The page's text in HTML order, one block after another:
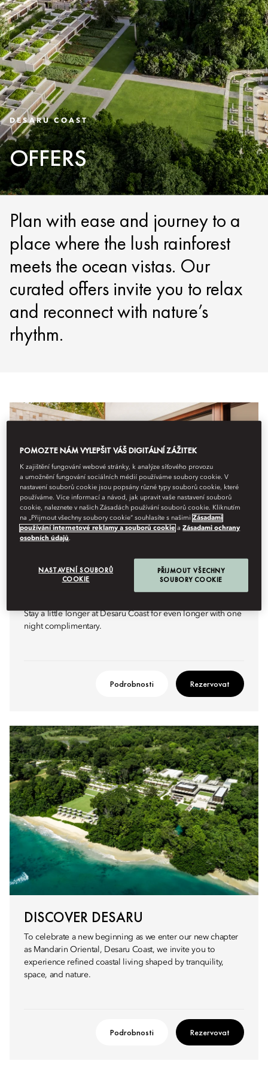
DESARU COAST
OFFERS
Plan with ease and journey to a
place where the lush rainforest
meets the ocean vistas. Our
curated offers invite you to relax
and reconnect with nature’s
rhythm.
ONE MORE NIGHT
Stay a little longer at Desaru Coast for even longer with one
night complimentary.
Podrobnosti Rezervovat
DISCOVER DESARU
To celebrate a new beginning as we enter our new chapter
as Mandarin Oriental, Desaru Coast, we invite you to
experience refined coastal living shaped by tranquility,
space, and nature.
Podrobnosti Rezervovat
POMOZTE NÁM VYLEPŠIT VÁŠ DIGITÁLNÍ ZÁŽITEK
K zajištění fungování webové stránky, k analýze síťového provozu
a umožnění fungování sociálních médií používáme soubory cookie. V
nastavení souborů cookie jsou popsány různé typy souborů cookie, které
používáme. Více informací a návod, jak upravit vaše nastavení souborů
cookie, naleznete v našich Zásadách používání souborů cookie. Kliknutím
na „Přijmout všechny soubory cookie“ souhlasíte s našimiZásadami
používání internetové reklamy a souborů cookie aZásadami ochrany
osobních údajů
NASTAVENÍ SOUBORŮ
COOKIE
PŘIJMOUT VŠECHNY
SOUBORY COOKIE